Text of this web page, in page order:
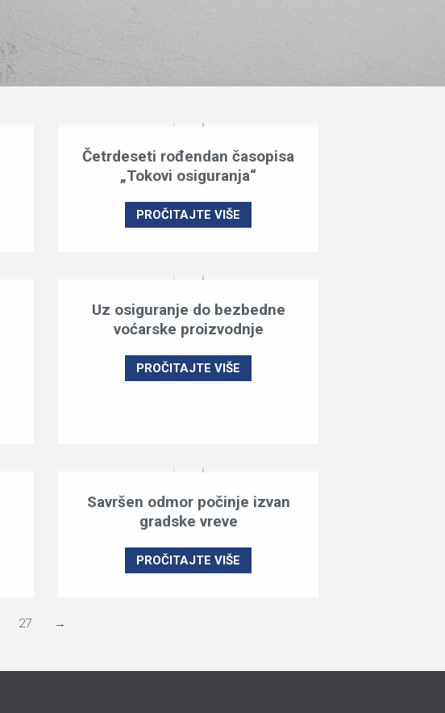
Četrdeseti rođendan časopisa
„Tokovi osiguranja“
PROČITAJTE VIŠE
Uz osiguranje do bezbedne
voćarske proizvodnje
PROČITAJTE VIŠE
Savršen odmor počinje izvan
gradske vreve
PROČITAJTE VIŠE
27 →